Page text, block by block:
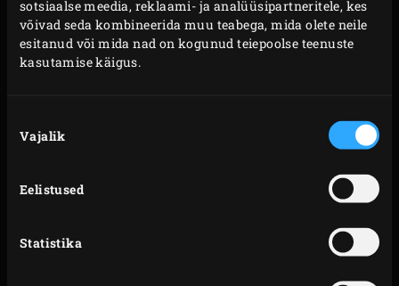
sotsiaalse meedia, reklaami- ja analüüsipartneritele, kes
võivad seda kombineerida muu teabega, mida olete neile
esitanud või mida nad on kogunud teiepoolse teenuste
kasutamise käigus.
valik
Vajalik
Eelistused
Statistika